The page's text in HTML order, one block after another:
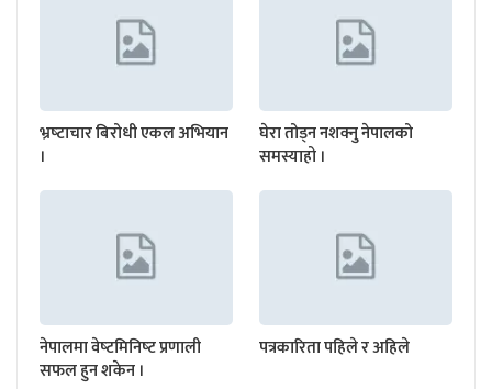
भ्रष्‍टाचार बिरोधी एकल अभियान
।
घेरा तोड्न नशक्नु नेपालको
समस्याहो ।
नेपालमा वेष्‍टमिनिष्‍ट प्रणाली
सफल हुन शकेन ।
पत्रकारिता पहिले र अहिले